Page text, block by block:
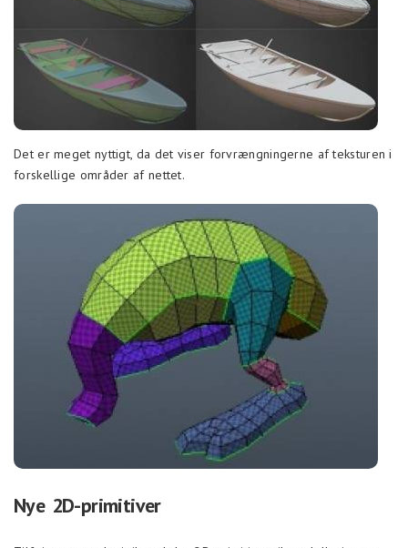
Det er meget nyttigt, da det viser forvrængningerne af teksturen i
forskellige områder af nettet.
Nye 2D-primitiver